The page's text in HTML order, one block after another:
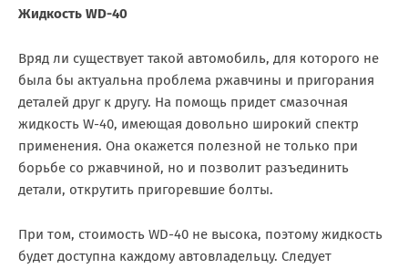
Жидкость WD-40
Вряд ли существует такой автомобиль, для которого не
была бы актуальна проблема ржавчины и пригорания
деталей друг к другу. На помощь придет смазочная
жидкость W-40, имеющая довольно широкий спектр
применения. Она окажется полезной не только при
борьбе со ржавчиной, но и позволит разъединить
детали, открутить пригоревшие болты.
При том, стоимость WD-40 не высока, поэтому жидкость
будет доступна каждому автовладельцу. Следует